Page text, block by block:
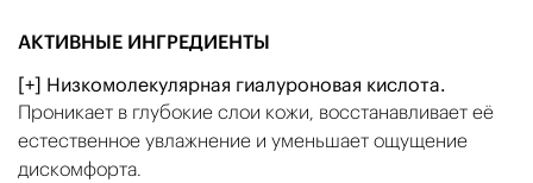
АКТИВНЫЕ ИНГРЕДИЕНТЫ
[+] Низкомолекулярная гиалуроновая кислота.
Проникает в глубокие слои кожи, восстанавливает её
естественное увлажнение и уменьшает ощущение
дискомфорта.